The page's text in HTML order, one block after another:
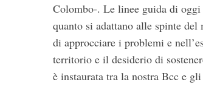
Colombo-. Le linee guida di
quanto si adattano alle spinte
di approcciare i problemi e
territorio e il desiderio di
è instaurata tra la nostra Bcc e